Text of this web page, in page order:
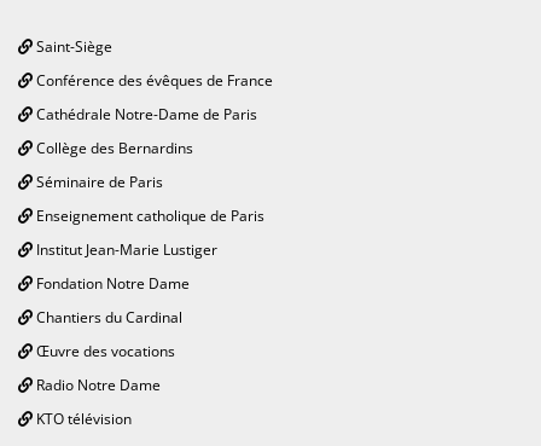
Saint-Siège
Conférence des évêques de France
Cathédrale Notre-Dame de Paris
Collège des Bernardins
Séminaire de Paris
Enseignement catholique de Paris
Institut Jean-Marie Lustiger
Fondation Notre Dame
Chantiers du Cardinal
Œuvre des vocations
Radio Notre Dame
KTO télévision